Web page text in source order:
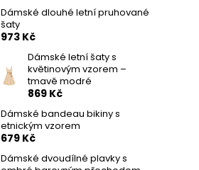
Dámské dlouhé letní pruhované
šaty
973 Kč
Dámské letní šaty s
květinovým vzorem –
tmavě modré
869 Kč
Dámské bandeau bikiny s
etnickým vzorem
679 Kč
Dámské dvoudílné plavky s